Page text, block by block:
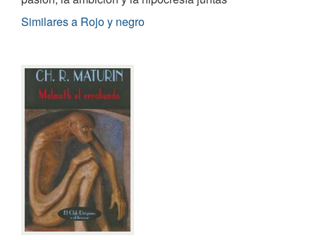
Similares a Rojo y negro